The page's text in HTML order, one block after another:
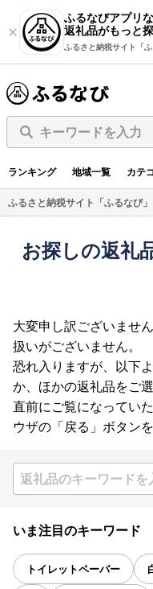
ふるなびアプリ
返礼品がもっと
ふるさと納税サイト「ふ
キーワードを入力
ランキング 地域一覧 カテ
ふるさと納税サイト「ふるなび」
お探しの返礼
大変申し訳ございませ
扱いがございません。
恐れ入りますが、以下
か、ほかの返礼品をご選
直前にご覧になってい
ウザの「戻る」ボタン
いま注目のキーワード
トイレットペーパー